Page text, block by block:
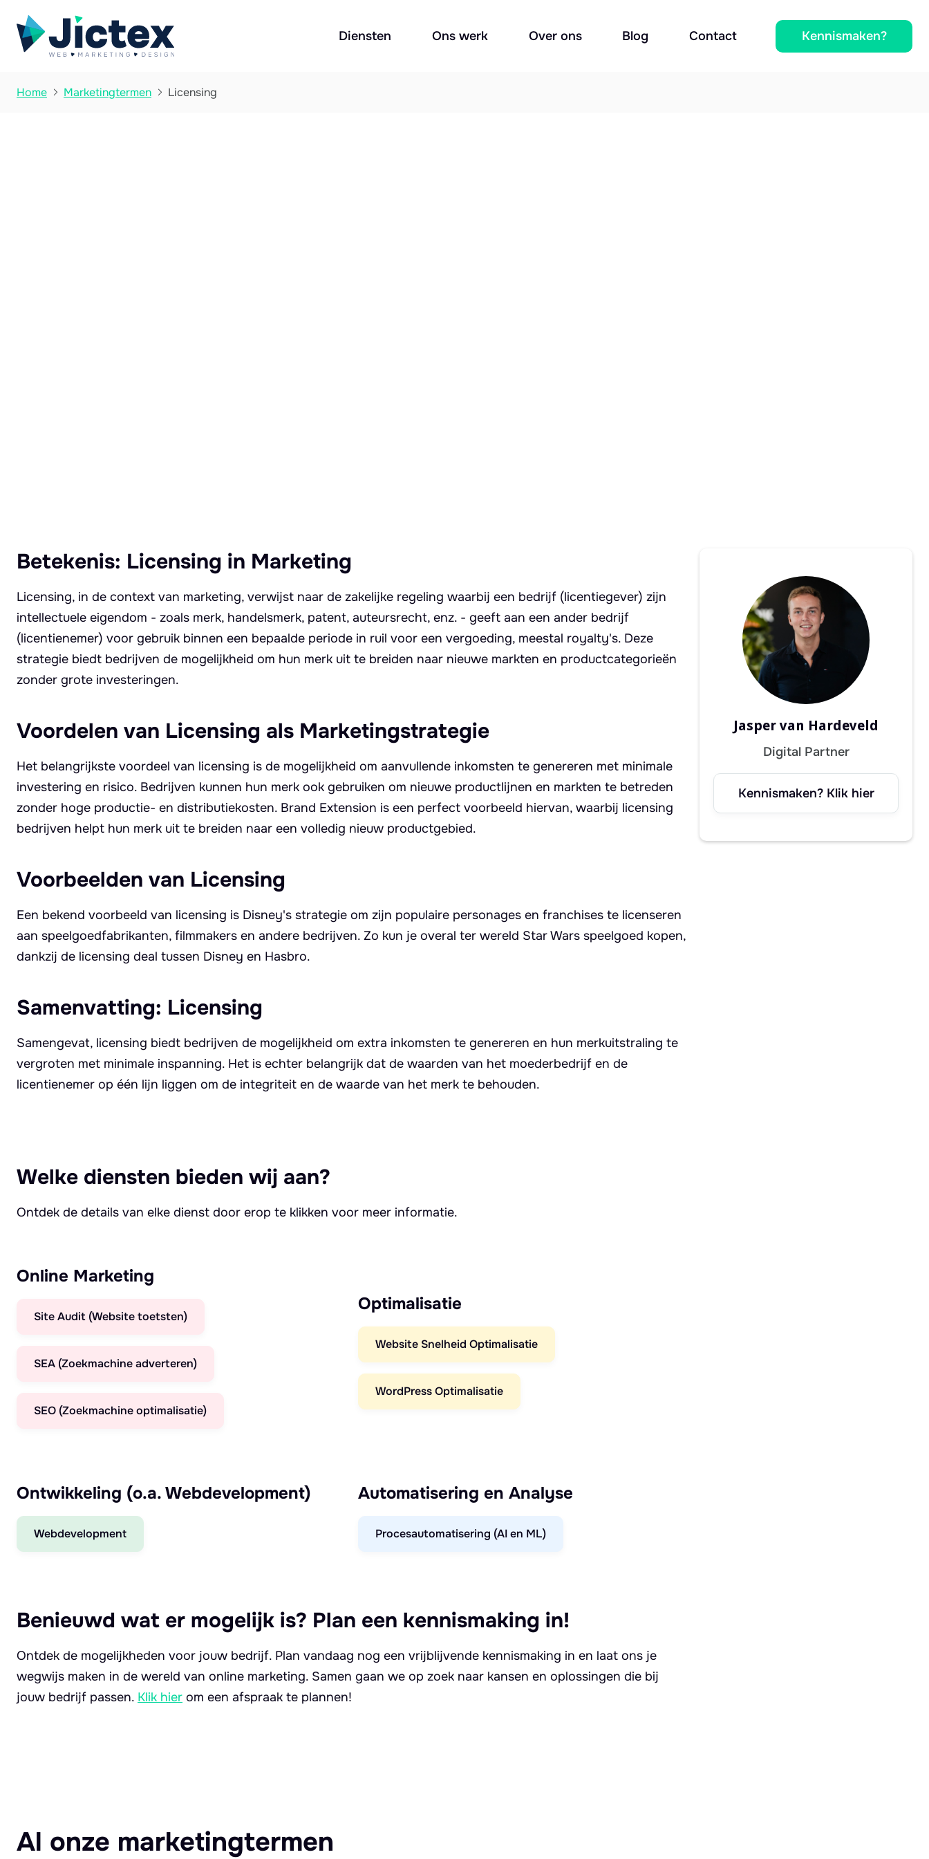
Diensten Ons werk Over ons Blog Contact Kennismaken?
Home  Marketingtermen  Licensing
Betekenis: Licensing in Marketing
Licensing, in de context van marketing, verwijst naar de zakelijke regeling waarbij een bedrijf (licentiegever) zijn
intellectuele eigendom - zoals merk, handelsmerk, patent, auteursrecht, enz. - geeft aan een ander bedrijf
(licentienemer) voor gebruik binnen een bepaalde periode in ruil voor een vergoeding, meestal royalty's. Deze
strategie biedt bedrijven de mogelijkheid om hun merk uit te breiden naar nieuwe markten en productcategorieën
zonder grote investeringen.
Voordelen van Licensing als Marketingstrategie
Het belangrijkste voordeel van licensing is de mogelijkheid om aanvullende inkomsten te genereren met minimale
investering en risico. Bedrijven kunnen hun merk ook gebruiken om nieuwe productlijnen en markten te betreden
zonder hoge productie- en distributiekosten. Brand Extension is een perfect voorbeeld hiervan, waarbij licensing
bedrijven helpt hun merk uit te breiden naar een volledig nieuw productgebied.
Voorbeelden van Licensing
Een bekend voorbeeld van licensing is Disney's strategie om zijn populaire personages en franchises te licenseren
aan speelgoedfabrikanten, filmmakers en andere bedrijven. Zo kun je overal ter wereld Star Wars speelgoed kopen,
dankzij de licensing deal tussen Disney en Hasbro.
Samenvatting: Licensing
Samengevat, licensing biedt bedrijven de mogelijkheid om extra inkomsten te genereren en hun merkuitstraling te
vergroten met minimale inspanning. Het is echter belangrijk dat de waarden van het moederbedrijf en de
licentienemer op één lijn liggen om de integriteit en de waarde van het merk te behouden.
Welke diensten bieden wij aan?
Ontdek de details van elke dienst door erop te klikken voor meer informatie.
Online Marketing
Site Audit (Website toetsten)
SEA (Zoekmachine adverteren)
SEO (Zoekmachine optimalisatie)
Optimalisatie
Website Snelheid Optimalisatie
WordPress Optimalisatie
Ontwikkeling (o.a. Webdevelopment)
Webdevelopment
Automatisering en Analyse
Procesautomatisering (AI en ML)
Benieuwd wat er mogelijk is? Plan een kennismaking in!
Ontdek de mogelijkheden voor jouw bedrijf. Plan vandaag nog een vrijblijvende kennismaking in en laat ons je
wegwijs maken in de wereld van online marketing. Samen gaan we op zoek naar kansen en oplossingen die bij
jouw bedrijf passen. Klik hier om een afspraak te plannen!
Jasper van Hardeveld
Digital Partner
Kennismaken? Klik hier
Al onze marketingtermen